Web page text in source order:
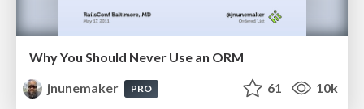
Why You Should Never Use an ORM
jnunemaker
PRO 61 10k